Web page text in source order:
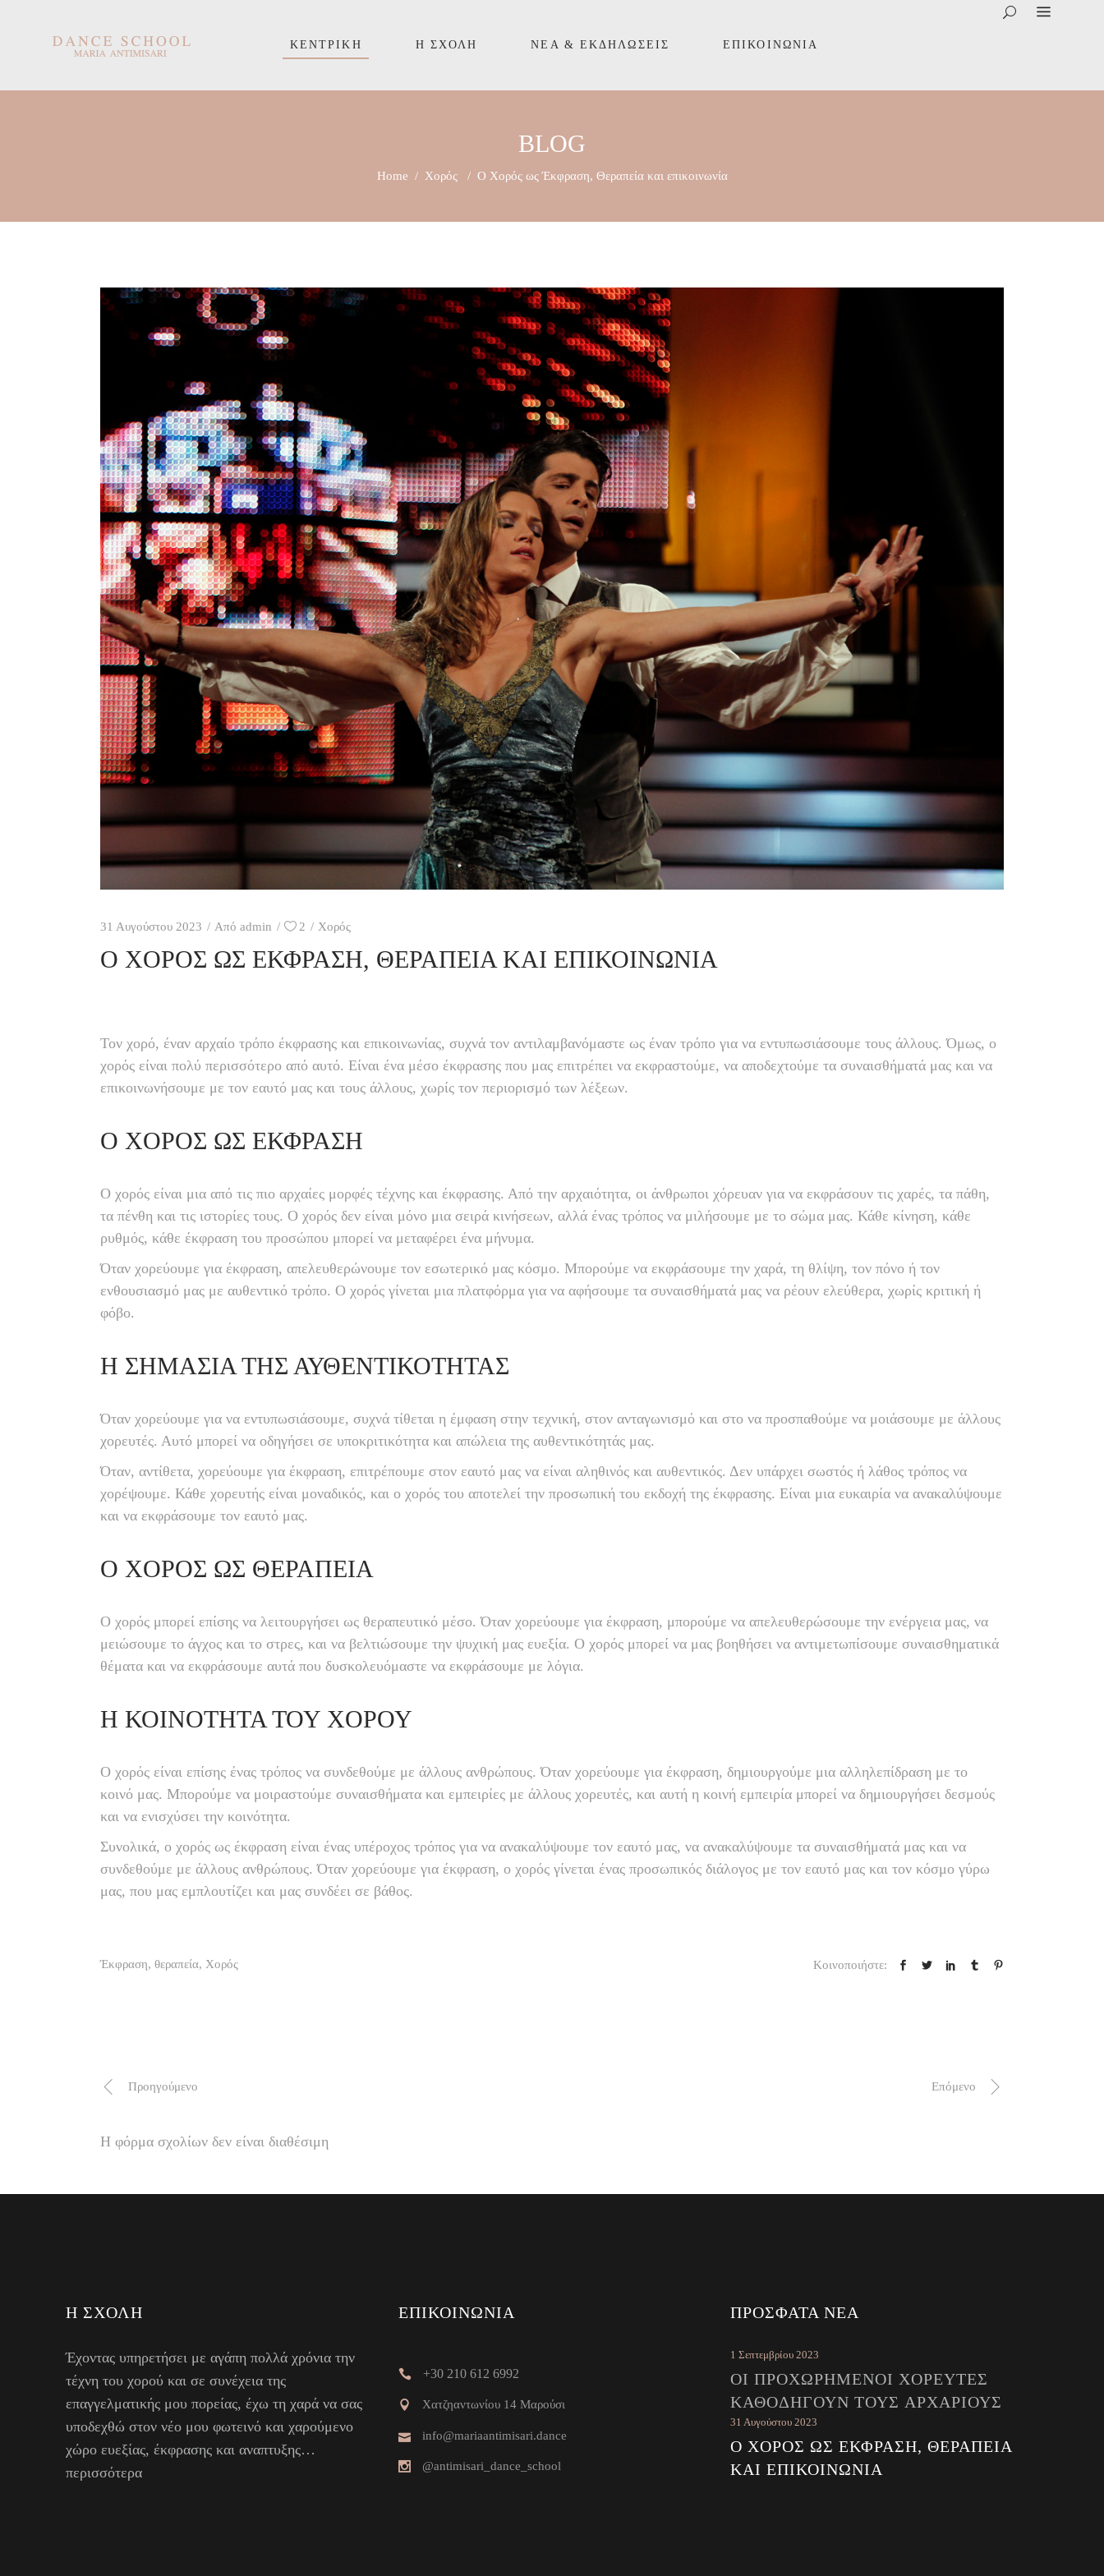
ΚΕΝΤΡΙΚΉ Η ΣΧΟΛΉ ΝΈΑ & ΕΚΔΗΛΏΣΕΙΣ ΕΠΙΚΟΙΝΩΝΊΑ
BLOG
Home / Χορός / Ο Χορός ως Έκφραση, Θεραπεία και επικοινωνία
31 Αυγούστου 2023 Από admin 2 Χορός
Ο ΧΟΡΌΣ ΩΣ ΈΚΦΡΑΣΗ, ΘΕΡΑΠΕΊΑ ΚΑΙ ΕΠΙΚΟΙΝΩΝΊΑ
Τον χορό, έναν αρχαίο τρόπο έκφρασης και επικοινωνίας, συχνά τον αντιλαμβανόμαστε ως έναν τρόπο για να εντυπωσιάσουμε τους άλλους. Όμως, ο
χορός είναι πολύ περισσότερο από αυτό. Είναι ένα μέσο έκφρασης που μας επιτρέπει να εκφραστούμε, να αποδεχτούμε τα συναισθήματά μας και να
επικοινωνήσουμε με τον εαυτό μας και τους άλλους, χωρίς τον περιορισμό των λέξεων.
Ο ΧΟΡΌΣ ΩΣ ΈΚΦΡΑΣΗ
Ο χορός είναι μια από τις πιο αρχαίες μορφές τέχνης και έκφρασης. Από την αρχαιότητα, οι άνθρωποι χόρευαν για να εκφράσουν τις χαρές, τα πάθη,
τα πένθη και τις ιστορίες τους. Ο χορός δεν είναι μόνο μια σειρά κινήσεων, αλλά ένας τρόπος να μιλήσουμε με το σώμα μας. Κάθε κίνηση, κάθε
ρυθμός, κάθε έκφραση του προσώπου μπορεί να μεταφέρει ένα μήνυμα.
Όταν χορεύουμε για έκφραση, απελευθερώνουμε τον εσωτερικό μας κόσμο. Μπορούμε να εκφράσουμε την χαρά, τη θλίψη, τον πόνο ή τον
ενθουσιασμό μας με αυθεντικό τρόπο. Ο χορός γίνεται μια πλατφόρμα για να αφήσουμε τα συναισθήματά μας να ρέουν ελεύθερα, χωρίς κριτική ή
φόβο.
Η ΣΗΜΑΣΊΑ ΤΗΣ ΑΥΘΕΝΤΙΚΌΤΗΤΑΣ
Όταν χορεύουμε για να εντυπωσιάσουμε, συχνά τίθεται η έμφαση στην τεχνική, στον ανταγωνισμό και στο να προσπαθούμε να μοιάσουμε με άλλους
χορευτές. Αυτό μπορεί να οδηγήσει σε υποκριτικότητα και απώλεια της αυθεντικότητάς μας.
Όταν, αντίθετα, χορεύουμε για έκφραση, επιτρέπουμε στον εαυτό μας να είναι αληθινός και αυθεντικός. Δεν υπάρχει σωστός ή λάθος τρόπος να
χορέψουμε. Κάθε χορευτής είναι μοναδικός, και ο χορός του αποτελεί την προσωπική του εκδοχή της έκφρασης. Είναι μια ευκαιρία να ανακαλύψουμε
και να εκφράσουμε τον εαυτό μας.
Ο ΧΟΡΌΣ ΩΣ ΘΕΡΑΠΕΊΑ
Ο χορός μπορεί επίσης να λειτουργήσει ως θεραπευτικό μέσο. Όταν χορεύουμε για έκφραση, μπορούμε να απελευθερώσουμε την ενέργεια μας, να
μειώσουμε το άγχος και το στρες, και να βελτιώσουμε την ψυχική μας ευεξία. Ο χορός μπορεί να μας βοηθήσει να αντιμετωπίσουμε συναισθηματικά
θέματα και να εκφράσουμε αυτά που δυσκολευόμαστε να εκφράσουμε με λόγια.
Η ΚΟΙΝΌΤΗΤΑ ΤΟΥ ΧΟΡΟΎ
Ο χορός είναι επίσης ένας τρόπος να συνδεθούμε με άλλους ανθρώπους. Όταν χορεύουμε για έκφραση, δημιουργούμε μια αλληλεπίδραση με το
κοινό μας. Μπορούμε να μοιραστούμε συναισθήματα και εμπειρίες με άλλους χορευτές, και αυτή η κοινή εμπειρία μπορεί να δημιουργήσει δεσμούς
και να ενισχύσει την κοινότητα.
Συνολικά, ο χορός ως έκφραση είναι ένας υπέροχος τρόπος για να ανακαλύψουμε τον εαυτό μας, να ανακαλύψουμε τα συναισθήματά μας και να
συνδεθούμε με άλλους ανθρώπους. Όταν χορεύουμε για έκφραση, ο χορός γίνεται ένας προσωπικός διάλογος με τον εαυτό μας και τον κόσμο γύρω
μας, που μας εμπλουτίζει και μας συνδέει σε βάθος.
Έκφραση, θεραπεία, Χορός Κοινοποιήστε:
Προηγούμενο Επόμενο
Η φόρμα σχολίων δεν είναι διαθέσιμη
Η ΣΧΟΛΉ
Έχοντας υπηρετήσει με αγάπη πολλά χρόνια την
τέχνη του χορού και σε συνέχεια της
επαγγελματικής μου πορείας, έχω τη χαρά να σας
υποδεχθώ στον νέο μου φωτεινό και χαρούμενο
χώρο ευεξίας, έκφρασης και αναπτυξης…
περισσότερα
ΕΠΙΚΟΙΝΩΝΊΑ
+30 210 612 6992
Χατζηαντωνίου 14 Μαρούσι
info@mariaantimisari.dance
@antimisari_dance_school
ΠΡΌΣΦΑΤΑ ΝΈΑ
1 Σεπτεμβρίου 2023
ΟΙ ΠΡΟΧΩΡΗΜΈΝΟΙ ΧΟΡΕΥΤΈΣ
ΚΑΘΟΔΗΓΟΎΝ ΤΟΥΣ ΑΡΧΆΡΙΟΥΣ
31 Αυγούστου 2023
Ο ΧΟΡΌΣ ΩΣ ΈΚΦΡΑΣΗ, ΘΕΡΑΠΕΊΑ
ΚΑΙ ΕΠΙΚΟΙΝΩΝΊΑ